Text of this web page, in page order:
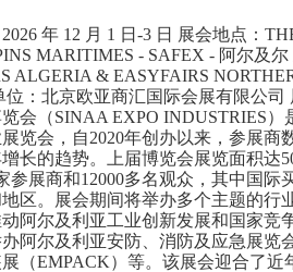
年 12 月 1 日-3 日 展会地点：
MARITIMES - SAFEX - 阿尔及尔
ALGERIA & EASYFAIRS
位：北京欧亚商汇国际会展有限公司
会（SINAA EXPO INDUSTRIES）
览会，自2020年创办以来，参展商
长的趋势。上届博览会展览面积达
参展商和12000多名观众，其中国际
区。展会期间将举办多个主题的行
阿尔及利亚工业创新发展和国家竞
阿尔及利亚安防、消防及应急展览
（EMPACK）等。该展会迎合了近